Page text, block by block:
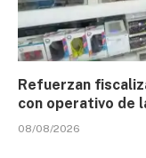
Refuerzan
con operativo de
08/08/2026